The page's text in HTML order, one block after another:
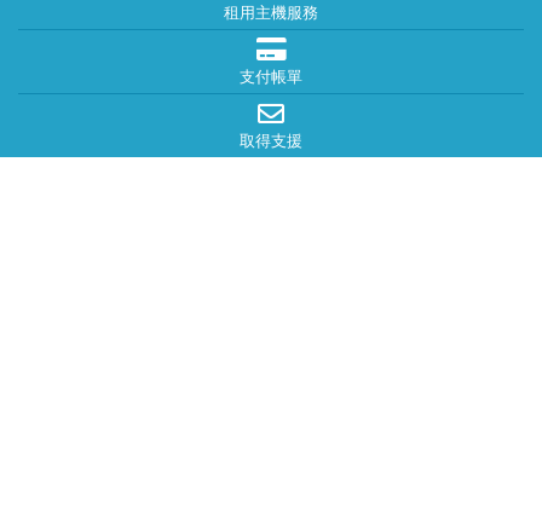
租用主機服務
支付帳單
取得支援